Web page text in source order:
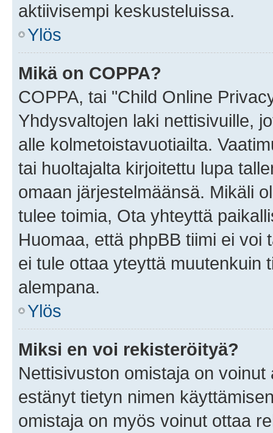
aktiivisempi keskusteluissa.
Ylös
Mikä on COPPA?
COPPA, tai "Child Online
Yhdysvaltojen laki nettisivuille,
alle kolmetoistavuotiailta.
tai huoltajalta kirjoitettu lupa
omaan järjestelmäänsä. Mikäli
tulee toimia, Ota yhteyttä
Huomaa, että phpBB tiimi ei
ei tule ottaa yteyttä muutenkuin
alempana.
Ylös
Miksi en voi rekisteröityä?
Nettisivuston omistaja on
estänyt tietyn nimen
omistaja on myös voinut ottaa